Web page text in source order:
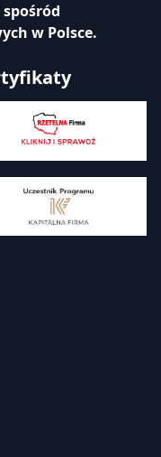
w Polsce.